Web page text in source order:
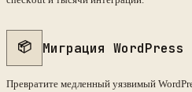
📦 Миграция WordPress
Превратите медленный уязвимый